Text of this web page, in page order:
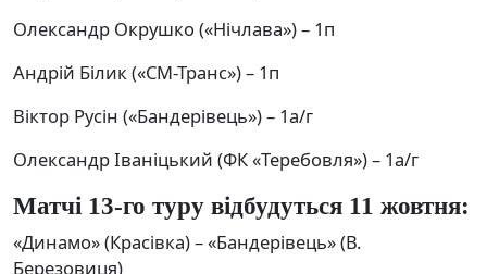
Олександр Окрушко («Нічлава») – 1п
Андрій Білик («СМ-Транс») – 1п
Віктор Русін («Бандерівець») – 1а/г
Олександр Іваніцький (ФК «Теребовля») – 1а/г
Матчі 13-го туру відбудуться 11 жовтня:
«Динамо» (Красівка) – «Бандерівець» (В.
Березовиця)